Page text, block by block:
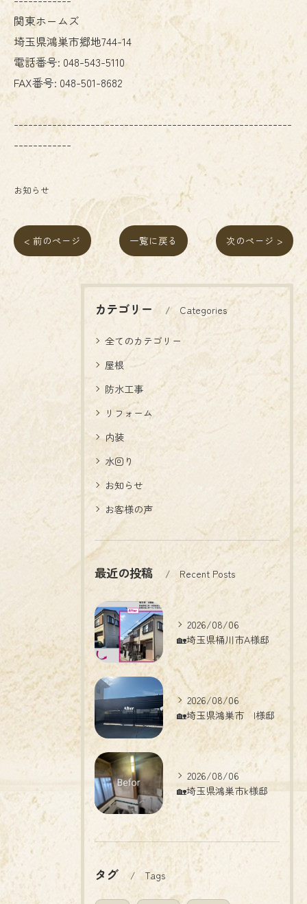
関東ホームズ
埼玉県鴻巣市郷地744-14
電話番号: 048-543-5110
FAX番号: 048-501-8682
----------------------------------------------------------
------------
お知らせ
< 前のページ 一覧に戻る 次のページ >
カテゴリー Categories
全てのカテゴリー
屋根
防水工事
リフォーム
内装
水回り
お知らせ
お客様の声
最近の投稿 Recent Posts
2026/08/06
🏡埼玉県桶川市A様邸
2026/08/06
🏡埼玉県鴻巣市 I様邸
2026/08/06
🏡埼玉県鴻巣市k様邸
タグ Tags